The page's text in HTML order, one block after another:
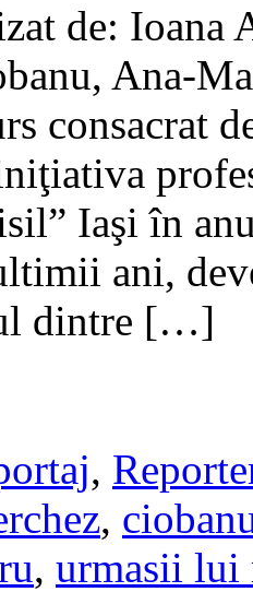
de: Ioana
Ana-
consacrat
Iaşi în
ani,
dintre […]
,
,
, urmasii lui